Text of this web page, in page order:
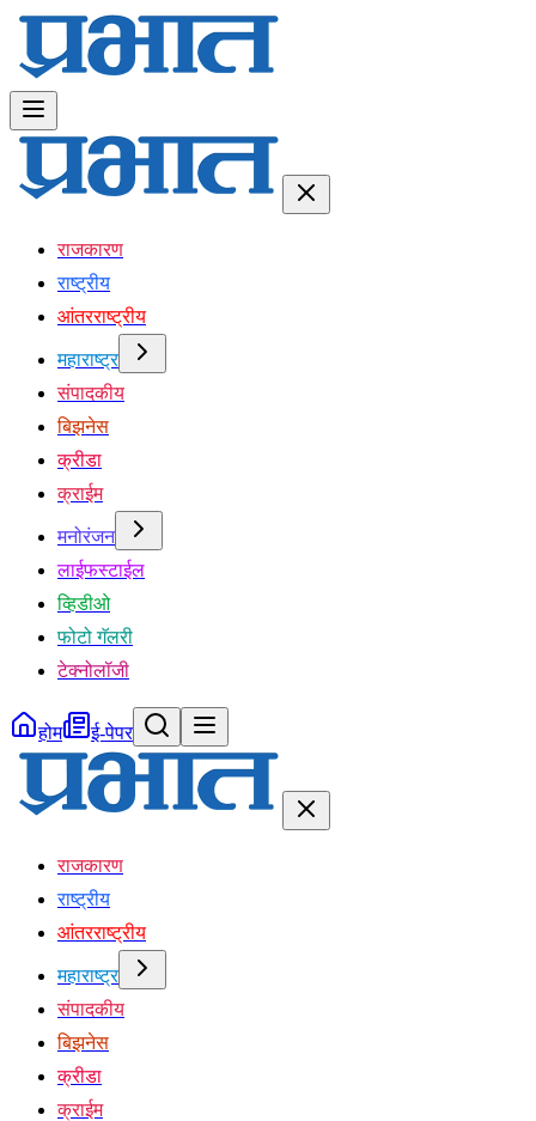
राजकारण
राष्ट्रीय
आंतरराष्ट्रीय
महाराष्ट्र
संपादकीय
बिझनेस
क्रीडा
क्राईम
मनोरंजन
लाईफस्टाईल
व्हिडीओ
फोटो गॅलरी
टेक्नोलॉजी
होम ई-पेपर
राजकारण
राष्ट्रीय
आंतरराष्ट्रीय
महाराष्ट्र
संपादकीय
बिझनेस
क्रीडा
क्राईम